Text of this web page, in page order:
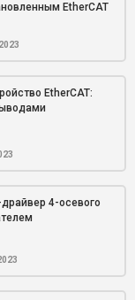
EtherCAT
EtherCAT:
4-осевого